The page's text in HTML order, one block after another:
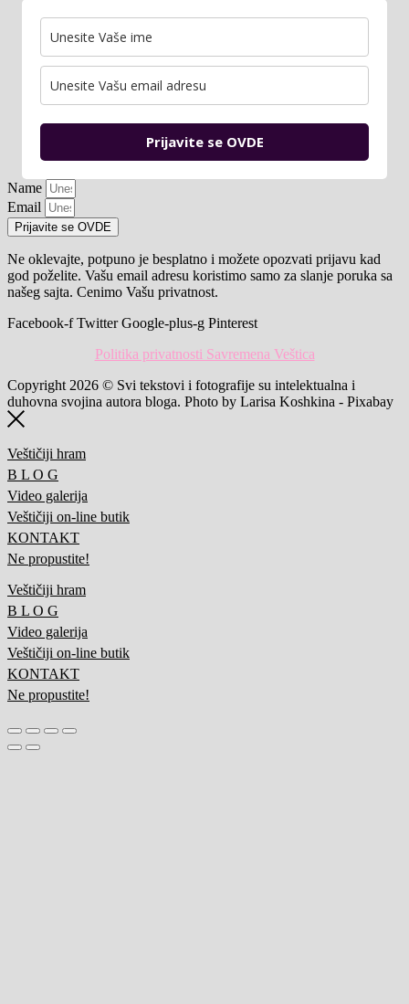
Prijavite se OVDE
Name
Email
Prijavite se OVDE
Ne oklevajte, potpuno je besplatno i možete opozvati prijavu kad
god poželite. Vašu email adresu koristimo samo za slanje poruka sa
našeg sajta. Cenimo Vašu privatnost.
Facebook-f Twitter Google-plus-g Pinterest
Politika privatnosti Savremena Veštica
Copyright 2026 © Svi tekstovi i fotografije su intelektualna i
duhovna svojina autora bloga. Photo by Larisa Koshkina - Pixabay
Veštičiji hram
B L O G
Video galerija
Veštičiji on-line butik
KONTAKT
Ne propustite!
Veštičiji hram
B L O G
Video galerija
Veštičiji on-line butik
KONTAKT
Ne propustite!